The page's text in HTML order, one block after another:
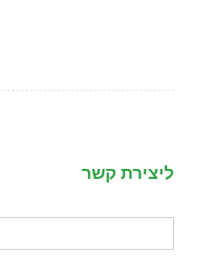
ליצירת קשר